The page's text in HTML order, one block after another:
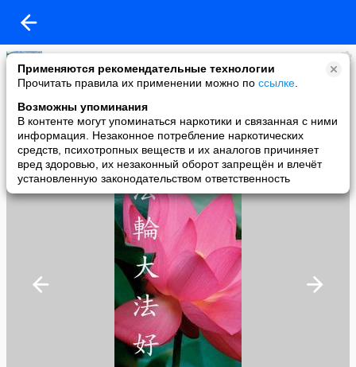
Применяются рекомендательные технологии
Прочитать правила их применении можно по ссылке
Возможны упоминания
В контенте могут упоминаться наркотики и связанная с ними
информация. Незаконное потребление наркотических
средств, психотропных веществ и их аналогов причиняет
вред здоровью, их незаконный оборот запрещён и влечёт
установленную законодательством ответственность
Ija
added a photo
31 Jan в 02:46